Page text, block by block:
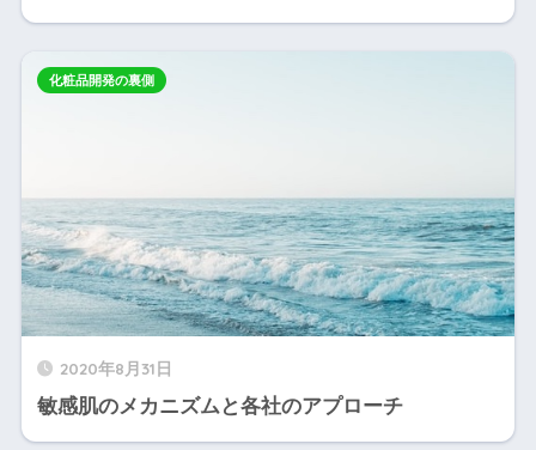
2020年8月31日
敏感肌のメカニズムと各社のアプローチ
化粧品開発の裏側